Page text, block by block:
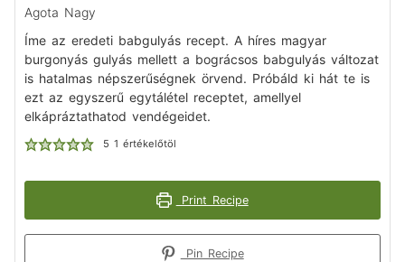
Agota Nagy
Íme az eredeti babgulyás recept. A híres magyar
burgonyás gulyás mellett a bográcsos babgulyás változat
is hatalmas népszerűségnek örvend. Próbáld ki hát te is
ezt az egyszerű egytálétel receptet, amellyel
elkápráztathatod vendégeidet.
5 1 értékelőtöl
Print Recipe
Pin Recipe